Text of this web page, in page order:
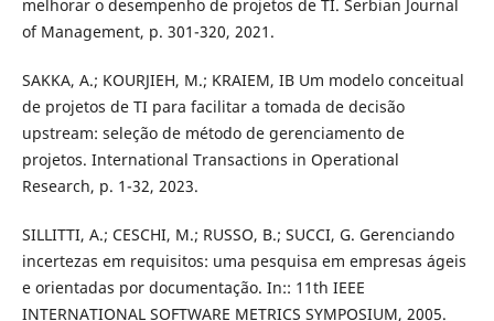
melhorar o desempenho de projetos de TI. Serbian Journal
of Management, p. 301-320, 2021.
SAKKA, A.; KOURJIEH, M.; KRAIEM, IB Um modelo conceitual
de projetos de TI para facilitar a tomada de decisão
upstream: seleção de método de gerenciamento de
projetos. International Transactions in Operational
Research, p. 1-32, 2023.
SILLITTI, A.; CESCHI, M.; RUSSO, B.; SUCCI, G. Gerenciando
incertezas em requisitos: uma pesquisa em empresas ágeis
e orientadas por documentação. In:: 11th IEEE
INTERNATIONAL SOFTWARE METRICS SYMPOSIUM, 2005.